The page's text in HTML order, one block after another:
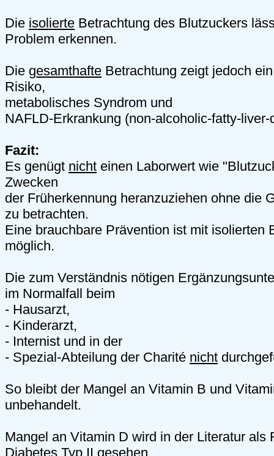
Die isolierte Betrachtung des Blutzuckers
Problem erkennen.
Die gesamthafte Betrachtung zeigt jedoch
Risiko,
metabolisches Syndrom und
NAFLD-Erkrankung (non-alcoholic-fatty-liver-
Fazit:
Es genügt nicht einen Laborwert wie
Zwecken
der Früherkennung heranzuziehen ohne die
zu betrachten.
Eine brauchbare Prävention ist mit isolierten
möglich.
Die zum Verständnis nötigen
im Normalfall beim
- Hausarzt,
- Kinderarzt,
- Internist und in der
- Spezial-Abteilung der Charité nicht
So bleibt der Mangel an Vitamin B und
unbehandelt.
Mangel an Vitamin D wird in der Literatur als
Diabetes Typ II gesehen.